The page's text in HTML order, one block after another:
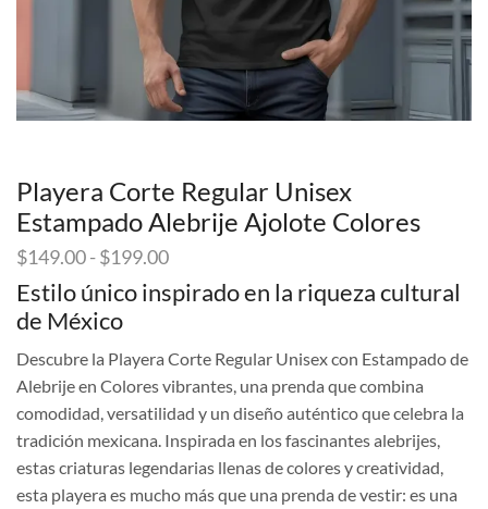
Playera Corte Regular Unisex
Estampado Alebrije Ajolote Colores
$149.00-$199.00Rango
de
precios:
hasta
$199.00
Estilo único inspirado en la riqueza cultural
de México
Descubre la Playera Corte Regular Unisex con Estampado de
Alebrije en Colores vibrantes, una prenda que combina
comodidad, versatilidad y un diseño auténtico que celebra la
tradición mexicana. Inspirada en los fascinantes alebrijes,
estas criaturas legendarias llenas de colores y creatividad,
esta playera es mucho más que una prenda de vestir: es una